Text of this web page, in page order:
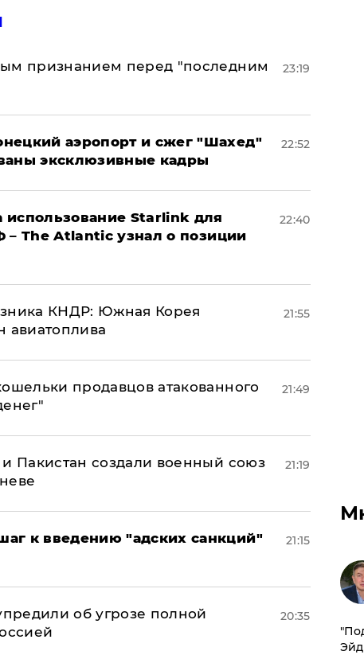
признанием перед "последним
23:19
аэропорт и сжег "Шахед"
эксклюзивные кадры
22:52
Starlink для
– The Atlantic узнал о позиции
22:40
КНДР: Южная Корея
авиатоплива
21:55
продавцов атакованного
21:49
Пакистан создали военный союз
21:19
к введению "адских санкций"
21:15
об угрозе полной
20:35